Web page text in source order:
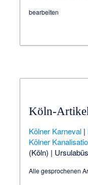
bearbeiten
Köln-
Kölner Karneval |
Kölner
(Köln) |
Alle gesprochenen